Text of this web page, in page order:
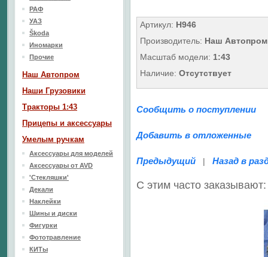
Артикул: H946
Производитель: Наш Автопром
Масштаб модели: 1:43
Наличие: Отсутствует
Сообщить о поступлении
Добавить в отложенные
Предыдущий | Назад в
С этим часто заказывают:
РАФ
УАЗ
Škoda
Иномарки
Прочие
Наш Aвтопром
Наши Грузовики
Тракторы 1:43
Прицепы и аксессуары
Умелым ручкам
Аксессуары для моделей
Аксессуары от AVD
'Стекляшки'
Декали
Наклейки
Шины и диски
Фигурки
Фототравление
КИТы